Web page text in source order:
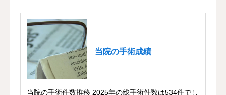
当院の手術成績
当院の手術件数推移 2025年の総手術件数は534件でし